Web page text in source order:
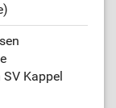
Kappel